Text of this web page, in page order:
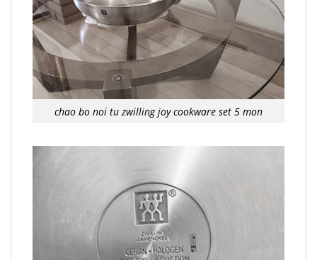
chao bo noi tu zwilling joy cookware set 5 mon